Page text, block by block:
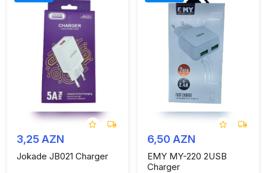
3,25 AZN
Jokade JB021 Charger
6,50 AZN
EMY MY-220 2USB
Charger